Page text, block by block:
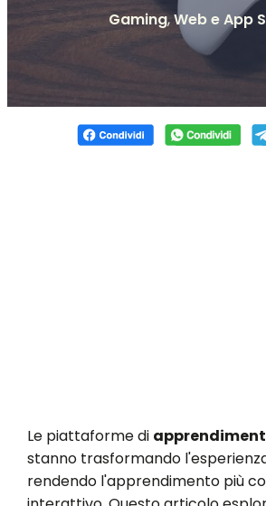
Gaming,Web e App
Le piattaforme di
stanno trasformando
rendendo l'apprendimento più